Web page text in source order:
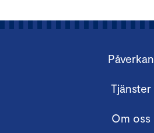
Påverkan
Tjänster
Om oss